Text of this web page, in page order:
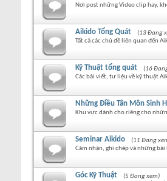
Nơi post những Video clip hay,
Aikido Tổng Quát
(13 Đang
Tất cả các chủ đề liên quan đến
Kỹ Thuật tổng quát
(16
Các bài viết, tư liệu về kỹ thuật
Những Điều Tân Môn Sinh
Khu vực dành cho riêng cho
Seminar Aikido
(11 Đang
Cảm nhận, ghi chép và những
Góc Kỹ Thuật
(5 Đang xem)